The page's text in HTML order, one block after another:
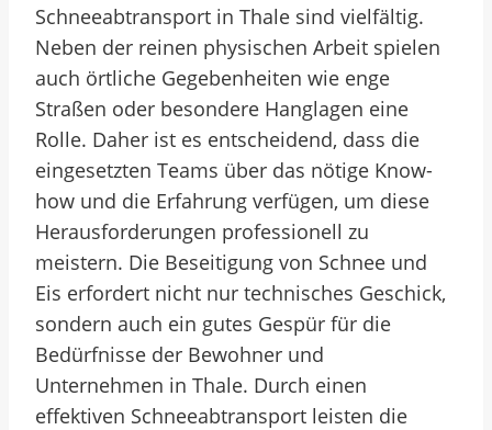
Schneeabtransport in Thale sind vielfältig.
Neben der reinen physischen Arbeit spielen
auch örtliche Gegebenheiten wie enge
Straßen oder besondere Hanglagen eine
Rolle. Daher ist es entscheidend, dass die
eingesetzten Teams über das nötige Know-
how und die Erfahrung verfügen, um diese
Herausforderungen professionell zu
meistern. Die Beseitigung von Schnee und
Eis erfordert nicht nur technisches Geschick,
sondern auch ein gutes Gespür für die
Bedürfnisse der Bewohner und
Unternehmen in Thale. Durch einen
effektiven Schneeabtransport leisten die